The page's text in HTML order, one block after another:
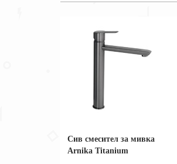
Сив смесител за мивка
Arnika Titanium